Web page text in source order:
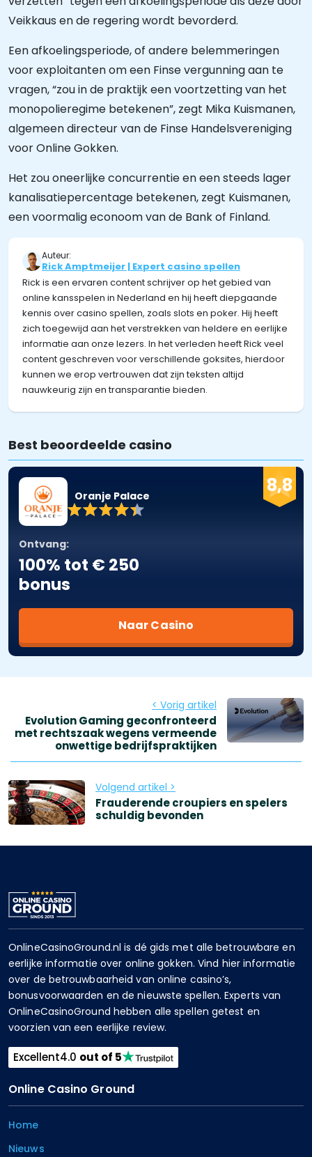
Veikkaus en de regering wordt bevorderd.
Een afkoelingsperiode, of andere belemmeringen
voor exploitanten om een Finse vergunning aan te
vragen, “zou in de praktijk een voortzetting van het
monopolieregime betekenen”, zegt Mika Kuismanen,
algemeen directeur van de Finse Handelsvereniging
voor Online Gokken.
Het zou oneerlijke concurrentie en een steeds lager
kanalisatiepercentage betekenen, zegt Kuismanen,
een voormalig econoom van de Bank of Finland.
Auteur:
Rick Amptmeijer | Expert casino spellen
Rick is een ervaren content schrijver op het gebied van
online kansspelen in Nederland en hij heeft diepgaande
kennis over casino spellen, zoals slots en poker. Hij heeft
zich toegewijd aan het verstrekken van heldere en eerlijke
informatie aan onze lezers. In het verleden heeft Rick veel
content geschreven voor verschillende goksites, hierdoor
kunnen we erop vertrouwen dat zijn teksten altijd
nauwkeurig zijn en transparantie bieden.
Best beoordeelde casino
8,8
Oranje Palace
Ontvang:
100% tot € 250
bonus
Naar Casino
< Vorig artikel
Evolution Gaming geconfronteerd
met rechtszaak wegens vermeende
onwettige bedrijfspraktijken
Volgend artikel >
Frauderende croupiers en spelers
schuldig bevonden
OnlineCasinoGround.nl is dé gids met alle betrouwbare en
eerlijke informatie over online gokken. Vind hier informatie
over de betrouwbaarheid van online casino’s,
bonusvoorwaarden en de nieuwste spellen. Experts van
OnlineCasinoGround hebben alle spellen getest en
voorzien van een eerlijke review.
Excellent4.0 out of 5
Online Casino Ground
Home
Nieuws